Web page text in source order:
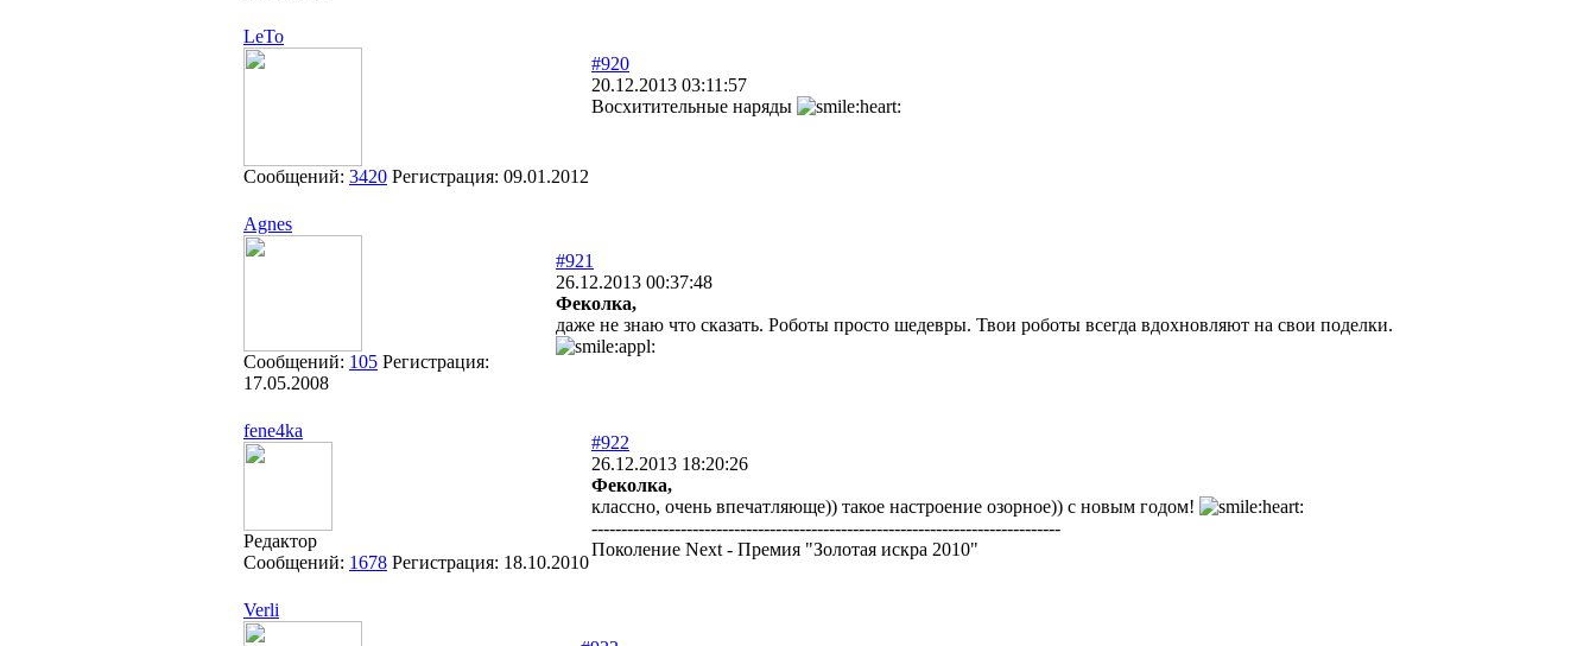
LeTo
Сообщений: 3420 Регистрация: 09.01.2012
#920
20.12.2013 03:11:57
Восхитительные наряды
Agnes
Сообщений: 105 Регистрация:
17.05.2008
#921
26.12.2013 00:37:48
Феколка,
даже не знаю что сказать. Роботы просто шедевры. Твои роботы всегда вдохновляют на свои поделки.
fene4ka
Редактор
Сообщений: 1678 Регистрация: 18.10.2010
#922
26.12.2013 18:20:26
Феколка,
классно, очень впечатляюще)) такое настроение озорное)) с новым годом!
-------------------------------------------------------------------------------
Поколение Next - Премия "Золотая искра 2010"
Verli